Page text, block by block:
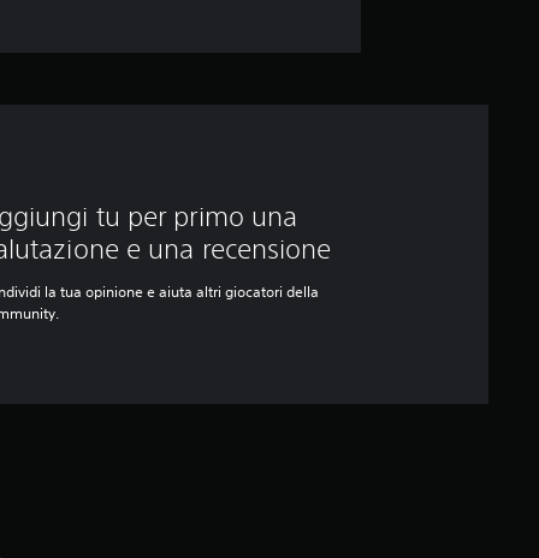
tu per primo una
e una recensione
la tua opinione e aiuta altri giocatori della